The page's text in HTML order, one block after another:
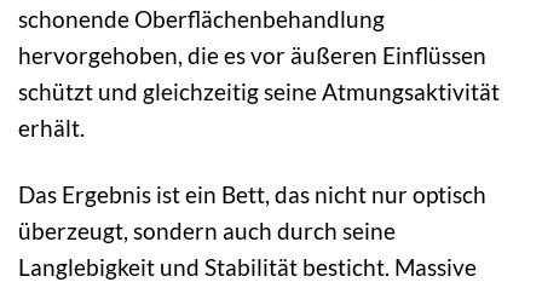
schonende Oberflächenbehandlung
hervorgehoben, die es vor äußeren Einflüssen
schützt und gleichzeitig seine Atmungsaktivität
erhält.
Das Ergebnis ist ein Bett, das nicht nur optisch
überzeugt, sondern auch durch seine
Langlebigkeit und Stabilität besticht. Massive